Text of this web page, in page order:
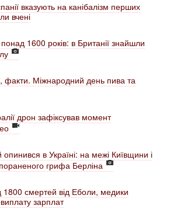
вказують на канібалізм перших
вчені
1600 років: в Британії знайшли
факти. Міжнародний день пива та
дрон зафіксував момент
в Україні: на межі Київщини і
грифа Берліна
смертей від Еболи, медики
зарплат